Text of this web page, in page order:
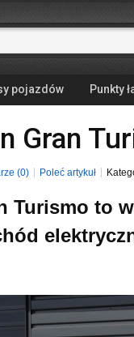
pojazdów Punkty
Gran
(0) Poleć artykuł
Turismo to